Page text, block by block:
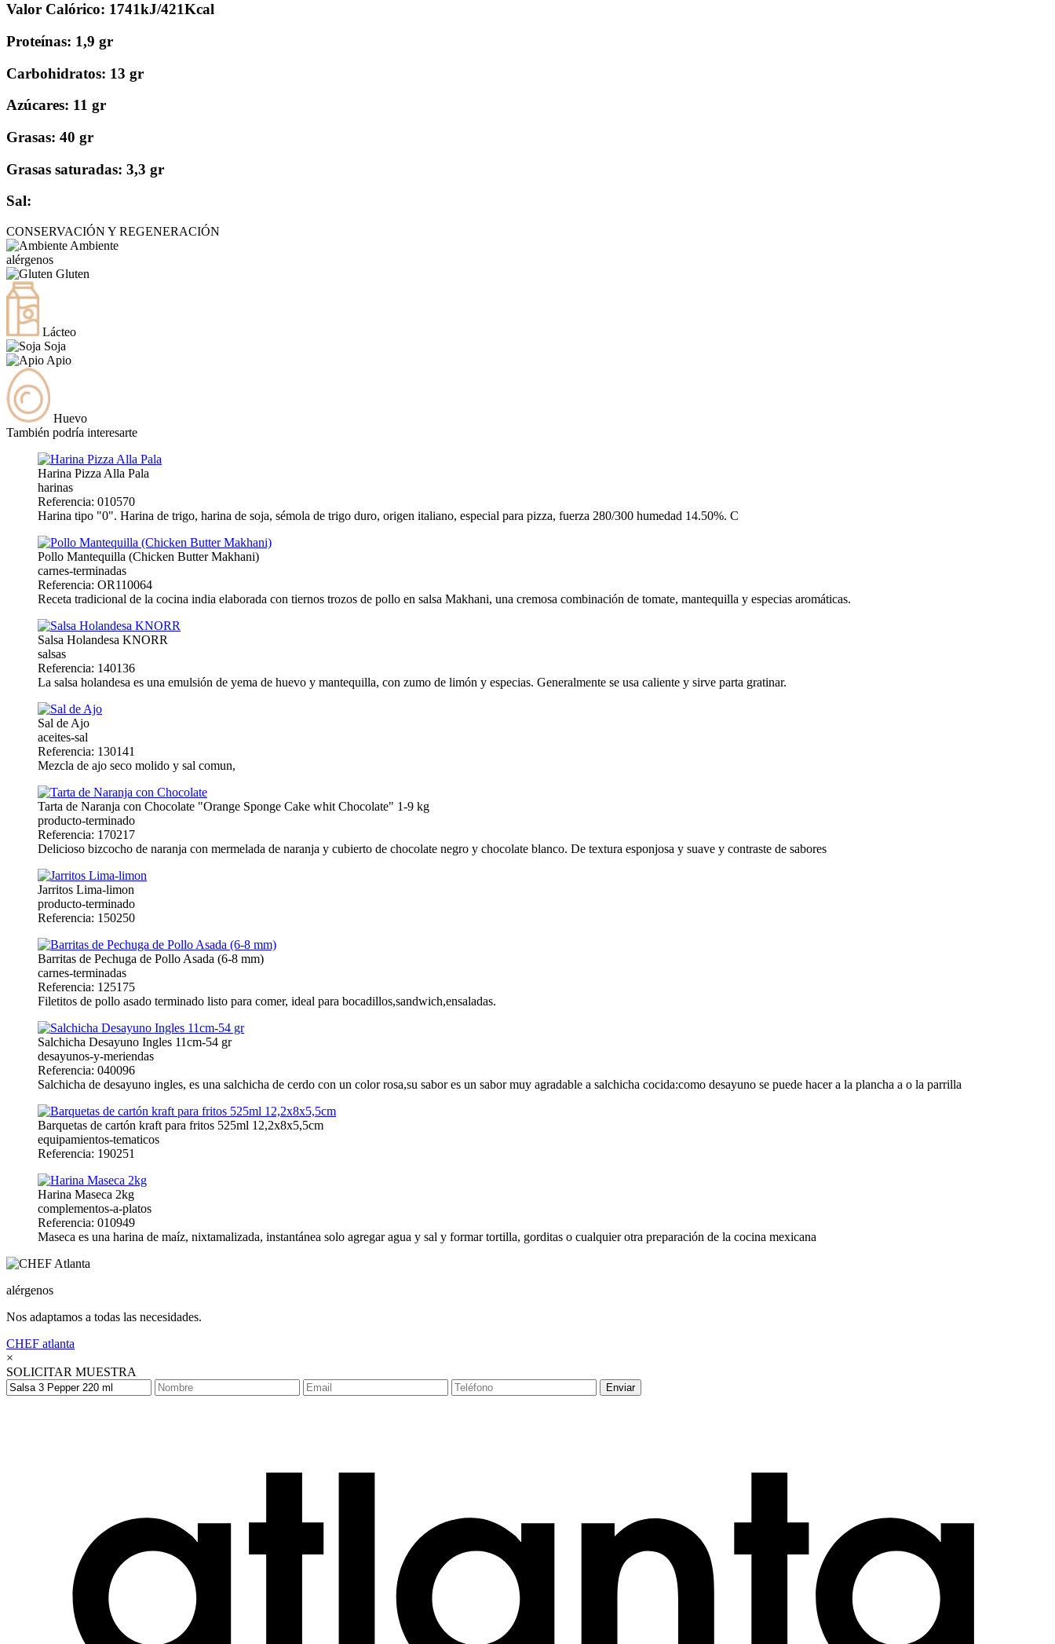
Valor Calórico: 1741kJ/421Kcal
Proteínas: 1,9 gr
Carbohidratos: 13 gr
Azúcares: 11 gr
Grasas: 40 gr
Grasas saturadas: 3,3 gr
Sal:
CONSERVACIÓN Y REGENERACIÓN
Ambiente
alérgenos
Gluten
Lácteo
Soja
Apio
Huevo
También podría interesarte
Harina Pizza Alla Pala
harinas
Referencia: 010570
Harina tipo "0". Harina de trigo, harina de soja, sémola de trigo duro, origen italiano, especial para pizza, fuerza 280/300 humedad 14.50%. C
Pollo Mantequilla (Chicken Butter Makhani)
carnes-terminadas
Referencia: OR110064
Receta tradicional de la cocina india elaborada con tiernos trozos de pollo en salsa Makhani, una cremosa combinación de tomate, mantequilla y especias aromáticas.
Salsa Holandesa KNORR
salsas
Referencia: 140136
La salsa holandesa es una emulsión de yema de huevo y mantequilla, con zumo de limón y especias. Generalmente se usa caliente y sirve parta gratinar.
Sal de Ajo
aceites-sal
Referencia: 130141
Mezcla de ajo seco molido y sal comun,
Tarta de Naranja con Chocolate "Orange Sponge Cake whit Chocolate" 1-9 kg
producto-terminado
Referencia: 170217
Delicioso bizcocho de naranja con mermelada de naranja y cubierto de chocolate negro y chocolate blanco. De textura esponjosa y suave y contraste de sabores
Jarritos Lima-limon
producto-terminado
Referencia: 150250
Barritas de Pechuga de Pollo Asada (6-8 mm)
carnes-terminadas
Referencia: 125175
Filetitos de pollo asado terminado listo para comer, ideal para bocadillos,sandwich,ensaladas.
Salchicha Desayuno Ingles 11cm-54 gr
desayunos-y-meriendas
Referencia: 040096
Salchicha de desayuno ingles, es una salchicha de cerdo con un color rosa,su sabor es un sabor muy agradable a salchicha cocida:como desayuno se puede hacer a la plancha a o la parrilla
Barquetas de cartón kraft para fritos 525ml 12,2x8x5,5cm
equipamientos-tematicos
Referencia: 190251
Harina Maseca 2kg
complementos-a-platos
Referencia: 010949
Maseca es una harina de maíz, nixtamalizada, instantánea solo agregar agua y sal y formar tortilla, gorditas o cualquier otra preparación de la cocina mexicana
alérgenos
Nos adaptamos a todas las necesidades.
CHEF atlanta
×
SOLICITAR MUESTRA
Enviar